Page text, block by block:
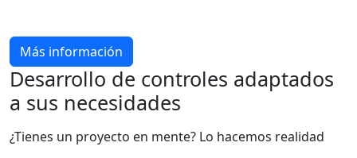
Más información
Desarrollo de controles adaptados
a sus necesidades
¿Tienes un proyecto en mente? Lo hacemos realidad